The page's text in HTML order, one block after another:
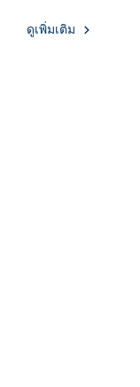
ดูเพิ่มเติม